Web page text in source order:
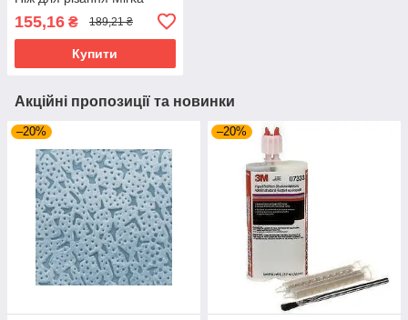
155,16 ₴ 189,21 ₴
Купити
Акційні пропозиції та новинки
–20% –20%